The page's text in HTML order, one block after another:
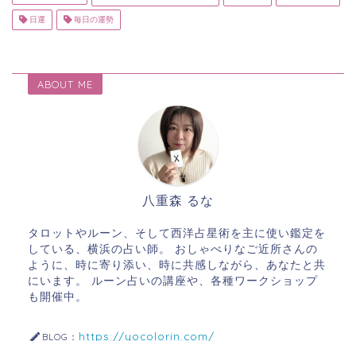
日運 毎日の運勢
ABOUT ME
八重森 るな
タロットやルーン、そして西洋占星術を主に使い鑑定を
している、横浜の占い師。 おしゃべりなご近所さんの
ように、時に寄り添い、時に共感しながら、あなたと共
にいます。 ルーン占いの講座や、各種ワークショップ
も開催中。
BLOG： https://yocolorin.com/